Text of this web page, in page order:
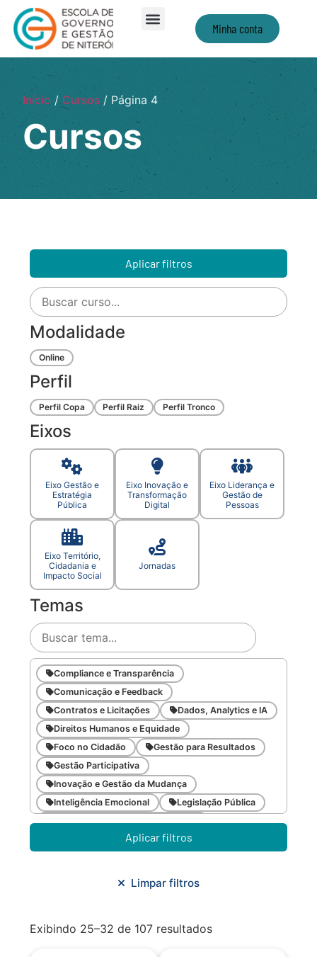
Minha conta
Início/Cursos/ Página 4
Cursos
Aplicar filtros
Modalidade
Online
Perfil
Perfil Copa Perfil Raiz Perfil Tronco
Eixos
Eixo Gestão e
Estratégia
Pública
Eixo Inovação e
Transformação
Digital
Eixo Liderança e
Gestão de
Pessoas
Eixo Território,
Cidadania e
Impacto Social
Jornadas
Temas
Compliance e Transparência
Comunicação e Feedback
Contratos e Licitações
Dados, Analytics e IA
Direitos Humanos e Equidade
Foco no Cidadão
Gestão para Resultados
Gestão Participativa
Inovação e Gestão da Mudança
Inteligência Emocional
Legislação Pública
Meio Ambiente e Sustentabilidade
Metodologias Ágeis
Orçamento e Finanças
Planejamento Urbano/Mobilidade
Aplicar filtros
Limpar filtros
Exibindo 25–32 de 107 resultados